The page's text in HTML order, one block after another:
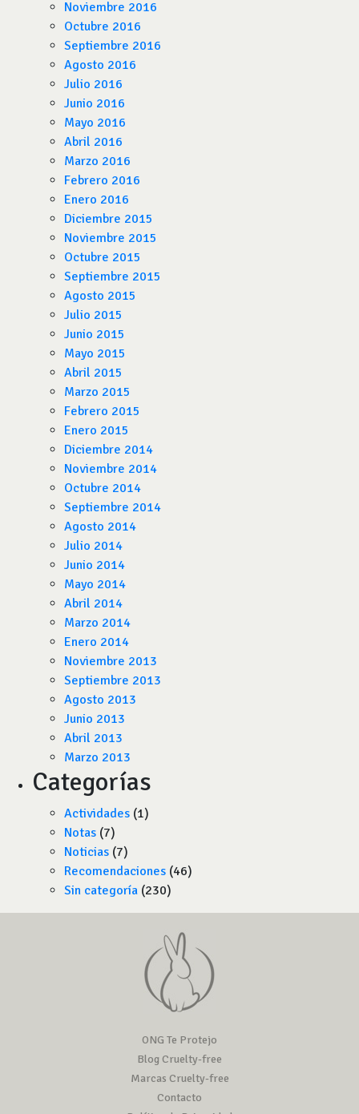
Noviembre 2016
Octubre 2016
Septiembre 2016
Agosto 2016
Julio 2016
Junio 2016
Mayo 2016
Abril 2016
Marzo 2016
Febrero 2016
Enero 2016
Diciembre 2015
Noviembre 2015
Octubre 2015
Septiembre 2015
Agosto 2015
Julio 2015
Junio 2015
Mayo 2015
Abril 2015
Marzo 2015
Febrero 2015
Enero 2015
Diciembre 2014
Noviembre 2014
Octubre 2014
Septiembre 2014
Agosto 2014
Julio 2014
Junio 2014
Mayo 2014
Abril 2014
Marzo 2014
Enero 2014
Noviembre 2013
Septiembre 2013
Agosto 2013
Junio 2013
Abril 2013
Marzo 2013
Categorías
Actividades (1)
Notas (7)
Noticias (7)
Recomendaciones (46)
Sin categoría (230)
ONG Te Protejo
Blog Cruelty-free
Marcas Cruelty-free
Contacto